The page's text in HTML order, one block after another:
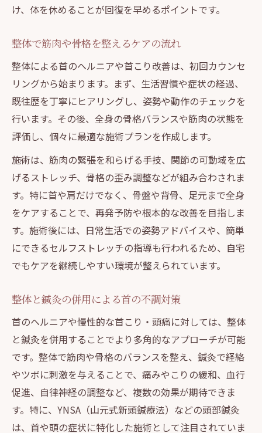
け、体を休めることが回復を早めるポイントです。
整体で筋肉や骨格を整えるケアの流れ
整体による首のヘルニアや首こり改善は、初回カウンセ
リングから始まります。まず、生活習慣や症状の経過、
既往歴を丁寧にヒアリングし、姿勢や動作のチェックを
行います。その後、全身の骨格バランスや筋肉の状態を
評価し、個々に最適な施術プランを作成します。
施術は、筋肉の緊張を和らげる手技、関節の可動域を広
げるストレッチ、骨格の歪み調整などが組み合わされま
す。特に首や肩だけでなく、骨盤や背骨、足元まで全身
をケアすることで、再発予防や根本的な改善を目指しま
す。施術後には、日常生活での姿勢アドバイスや、簡単
にできるセルフストレッチの指導も行われるため、自宅
でもケアを継続しやすい環境が整えられています。
整体と鍼灸の併用による首の不調対策
首のヘルニアや慢性的な首こり・頭痛に対しては、整体
と鍼灸を併用することでより多角的なアプローチが可能
です。整体で筋肉や骨格のバランスを整え、鍼灸で経絡
やツボに刺激を与えることで、痛みやこりの緩和、血行
促進、自律神経の調整など、複数の効果が期待できま
す。特に、YNSA（山元式新頭鍼療法）などの頭部鍼灸
は、首や頭の症状に特化した施術として注目されていま